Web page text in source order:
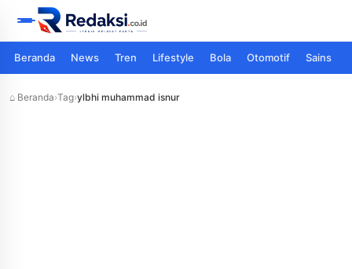
Beranda News Tren Lifestyle Bola Otomotif Sains
⌂ Beranda›Tag›ylbhi muhammad isnur